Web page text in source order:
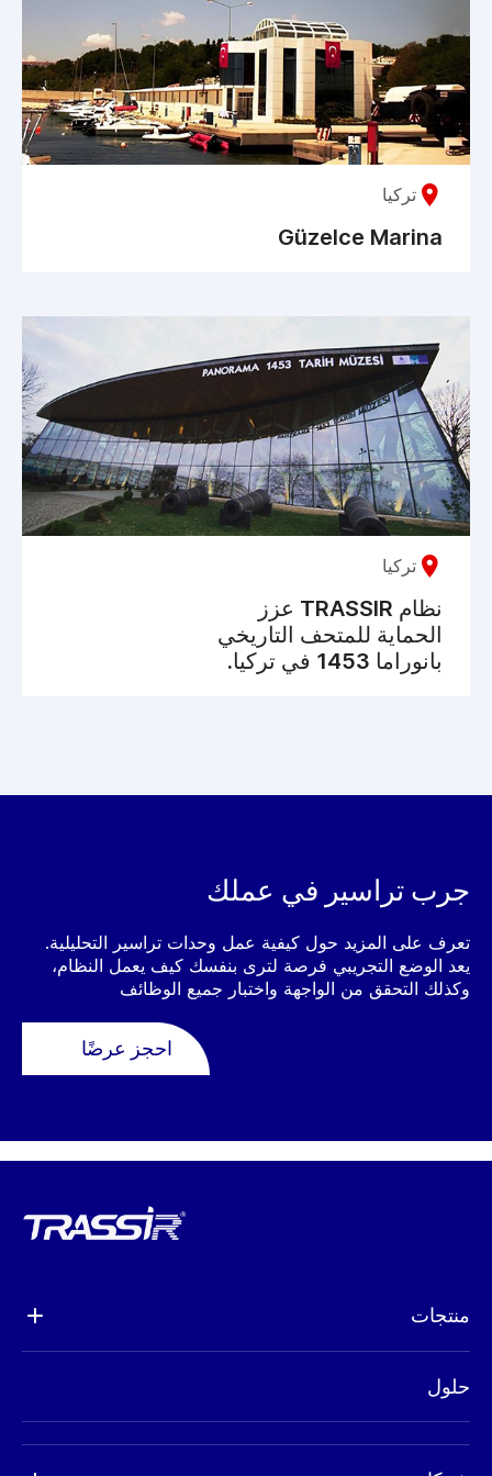
تركيا
Güzelce Marina
تركيا
نظام TRASSIR عزز
الحماية للمتحف التاريخي
بانوراما 1453 في تركيا.
جرب تراسير في عملك
تعرف على المزيد حول كيفية عمل وحدات تراسير التحليلية.
يعد الوضع التجريبي فرصة لترى بنفسك كيف يعمل النظام،
وكذلك التحقق من الواجهة واختبار جميع الوظائف
احجز عرضًا
منتجات
كاميرات
معدات
حلول